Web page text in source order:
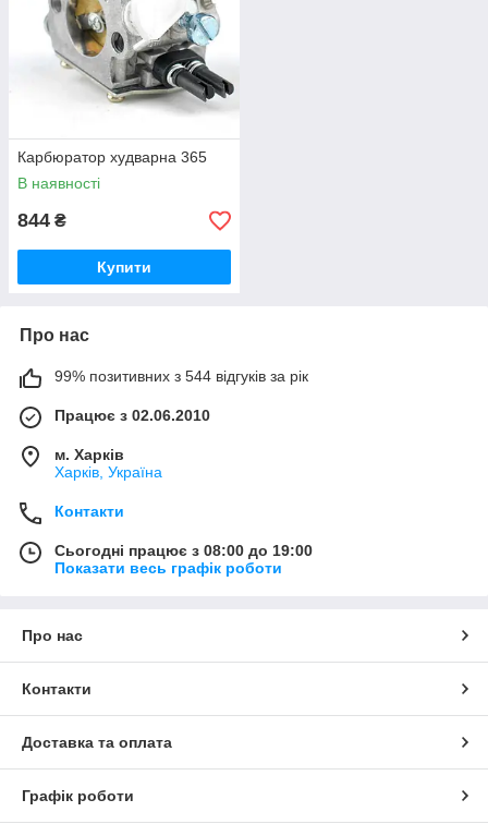
Карбюратор худварна 365
В наявності
844 ₴
Купити
Про нас
99% позитивних з 544 відгуків за рік
Працює з 02.06.2010
м. Харків
Харків, Україна
Контакти
Сьогодні працює з 08:00 до 19:00
Показати весь графік роботи
Про нас
Контакти
Доставка та оплата
Графік роботи